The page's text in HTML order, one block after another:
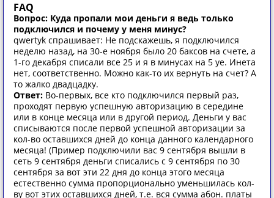
FAQ
Вопрос: Куда пропали мои деньги я ведь только
подключился и почему у меня минус?
qwertyk спрашивает: Не подскажешь, я подключился
неделю назад, на 30-е ноября было 20 баксов на счете, а
1-го декабря списали все 25 и я в минусах на 5 уе. Инета
нет, соответственно. Можно как-то их вернуть на счет? А
то жалко двадцадку.
Ответ: Во-первых, все кто подключился первый раз,
проходят первую успешную авторизацию в середине
или в конце месяца или в другой период. Деньги у вас
списываются после первой успешной авторизации за
кол-во оставшихся дней до конца данного календарного
месяца! (Пример подключили вас 9 сентября вышли в
сеть 9 сентября деньги списались с 9 сентября по 30
сентября за вот эти 22 дня до конца этого месяца
естественно сумма пропорционально уменьшилась кол-
ву вот этих оставшихся дней, т.е. вся сумма абон. платы